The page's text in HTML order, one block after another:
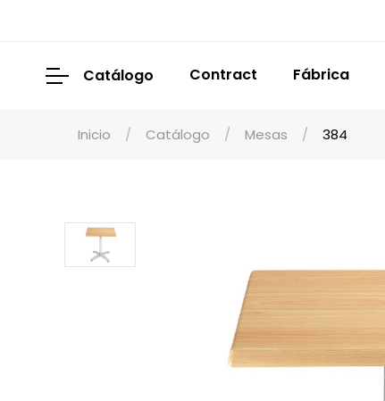
Catálogo Contract Fábrica
Inicio Catálogo Mesas 384